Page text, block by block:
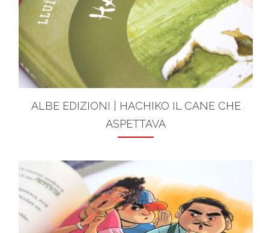
ALBE EDIZIONI | HACHIKO IL CANE CHE
ASPETTAVA